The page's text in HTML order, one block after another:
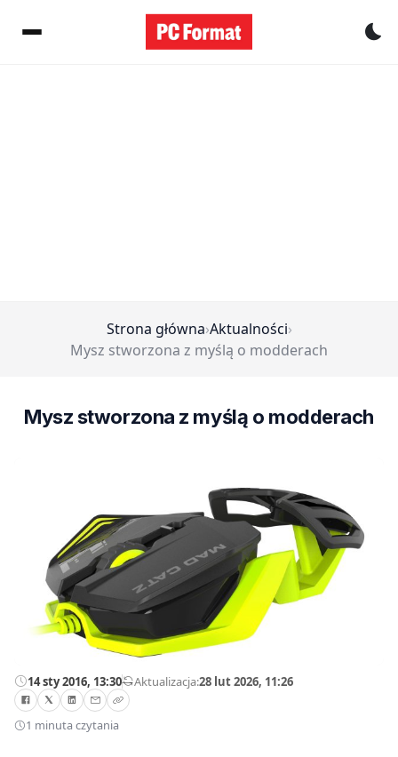
Strona główna›Aktualności›
Mysz stworzona z myślą o modderach
Mysz stworzona z myślą o modderach
14 sty 2016, 13:30—Aktualizacja:28 lut 2026, 11:26
1 minuta czytania